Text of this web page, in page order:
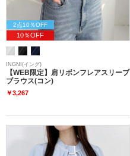
2点10％OFF
10％OFF
INGNI(イング)
【WEB限定】肩リボンフレアスリーブ
ブラウス(コン)
￥3,267